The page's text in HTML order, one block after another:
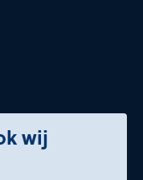
wij